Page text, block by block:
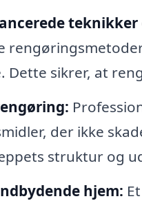
teknikker
Dette sikrer, at
der ikke
struktur og
hjem: